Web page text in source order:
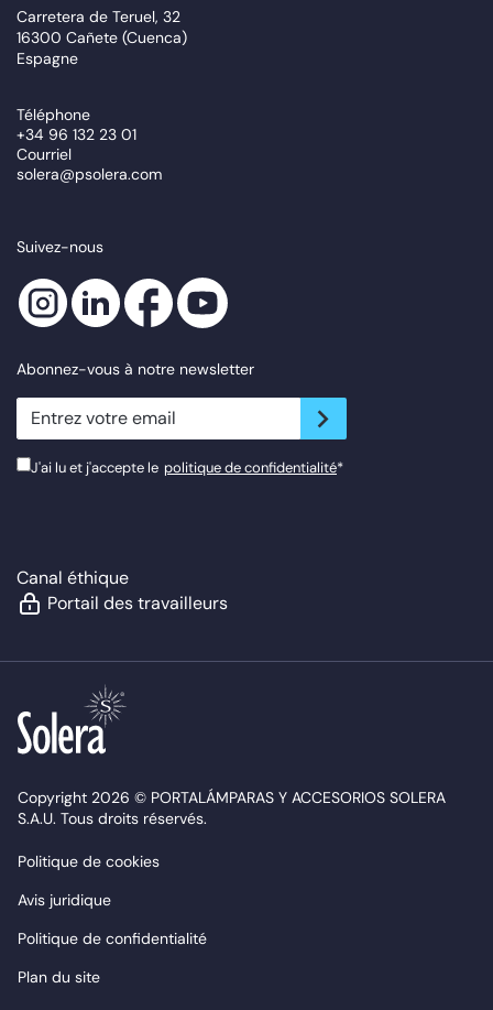
Carretera de Teruel, 32
16300 Cañete (Cuenca)
Espagne
Téléphone
+34 96 132 23 01
Courriel
solera@psolera.com
Suivez-nous
Abonnez-vous à notre newsletter
newsletter.suscribe
J'ai lu et j'accepte le politique de confidentialité*
Canal éthique
Portail des travailleurs
Copyright 2026 © PORTALÁMPARAS Y ACCESORIOS SOLERA
S.A.U. Tous droits réservés.
Politique de cookies
Avis juridique
Politique de confidentialité
Plan du site